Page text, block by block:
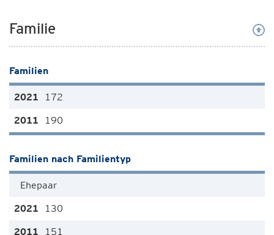
Familie
Familien
172
190
Familien nach Familientyp
Ehepaar
130
151